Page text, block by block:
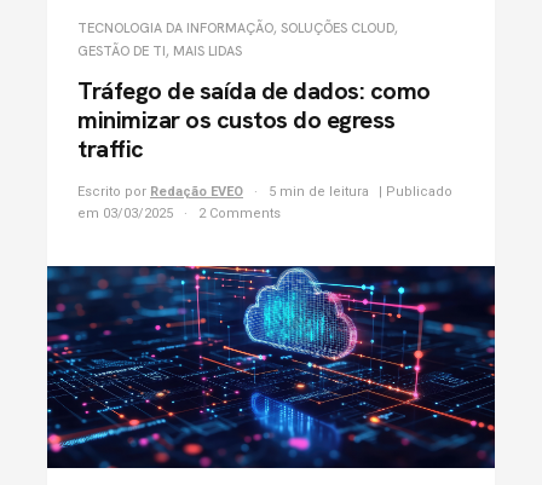
TECNOLOGIA DA INFORMAÇÃO, SOLUÇÕES CLOUD,
GESTÃO DE TI, MAIS LIDAS
Tráfego de saída de dados: como
minimizar os custos do egress
traffic
Escrito por Redação EVEO 5 min de leitura
| Publicado
em 03/03/2025
2 Comments